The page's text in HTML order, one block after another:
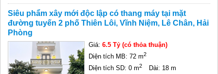
Siêu phẩm xây mới độc lập có thang máy tại mặt
đường tuyến 2 phố Thiên Lôi, Vĩnh Niệm, Lê Chân, Hải
Phòng
Giá:6.5 Tỷ (có thỏa thuận)
Diện tích MB: 72 m2
Diện tích SD: 0 m2
Dài: 18 m